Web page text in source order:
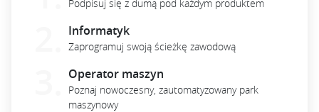
Podpisuj się z dumą pod każdym produktem
Informatyk
Zaprogramuj swoją ścieżkę zawodową
Operator maszyn
Poznaj nowoczesny, zautomatyzowany park
maszynowy